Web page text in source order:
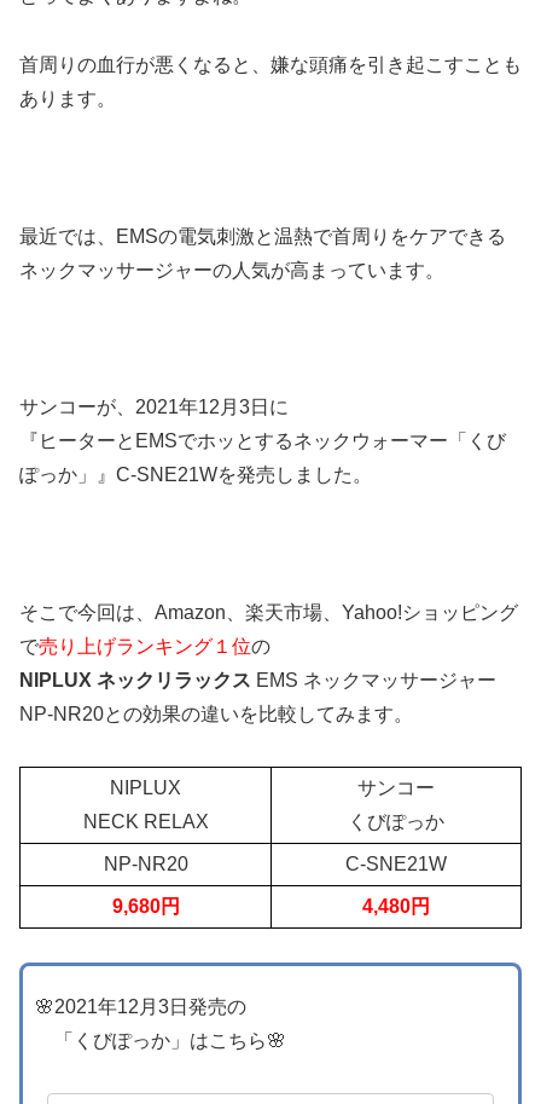
首周りの血行が悪くなると、嫌な頭痛を引き起こすことも
あります。
最近では、EMSの電気刺激と温熱で首周りをケアできる
ネックマッサージャーの人気が高まっています。
サンコーが、2021年12月3日に
『ヒーターとEMSでホッとするネックウォーマー「くび
ぽっか」』C-SNE21Wを発売しました。
そこで今回は、Amazon、楽天市場、Yahoo!ショッピング
で売り上げランキング１位の
NIPLUX ネックリラックス EMS ネックマッサージャー
NP-NR20との効果の違いを比較してみます。
NIPLUX
NECK RELAX
サンコー
くびぽっか
NP-NR20 C-SNE21W
9,680円 4,480円
🌸2021年12月3日発売の
「くびぽっか」はこちら🌸